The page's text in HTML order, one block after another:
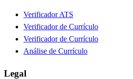
Verificador ATS
Verificador de Currículo
Verificador de Currículo
Análise de Currículo
Legal